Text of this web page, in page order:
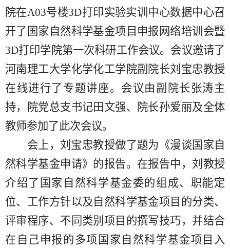
院在A03号楼3D打印实验实训中心数据中心召
开了国家自然科学基金项目申报网络培训会暨
3D打印学院第一次科研工作会议。会议邀请了
河南理工大学化学化工学院副院长刘宝忠教授
在线进行了专题讲座。会议由副院长张涛主
持，院党总支书记田文强、院长孙爱丽及全体
教师参加了此次会议。
会上，刘宝忠教授做了题为《漫谈国家自
然科学基金申请》的报告。在报告中，刘教授
介绍了国家自然科学基金委的组成、职能定
位、工作方针以及自然科学基金项目的分类、
评审程序、不同类别项目的撰写技巧，并结合
在自己申报的多项国家自然科学基金项目入